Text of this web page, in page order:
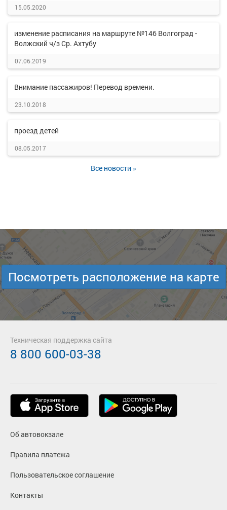
15.05.2020
изменение расписания на маршруте №146 Волгоград -
Волжский ч/з Ср. Ахтубу
07.06.2019
Внимание пассажиров! Перевод времени.
23.10.2018
проезд детей
08.05.2017
Все новости »
Посмотреть расположение на карте
Об автовокзале
Правила платежа
Пользовательское соглашение
Контакты
Техническая поддержка сайта
8 800 600-03-38